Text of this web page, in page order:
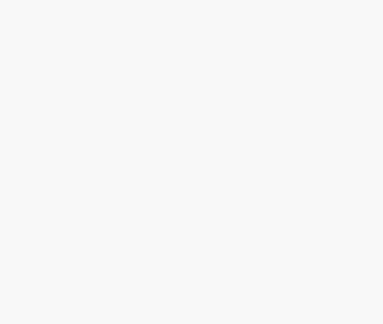
utrpěl kvůli klamavé reklamě
utrpěl kvůli klamavé reklamě